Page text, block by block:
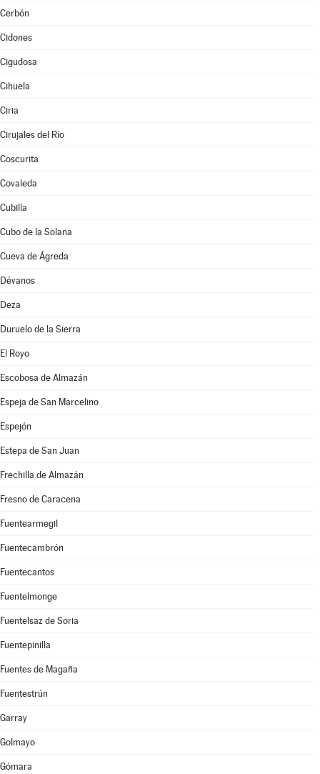
Cerbón
Cidones
Cigudosa
Cihuela
Ciria
Cirujales del Río
Coscurita
Covaleda
Cubilla
Cubo de la Solana
Cueva de Ágreda
Dévanos
Deza
Duruelo de la Sierra
El Royo
Escobosa de Almazán
Espeja de San Marcelino
Espejón
Estepa de San Juan
Frechilla de Almazán
Fresno de Caracena
Fuentearmegil
Fuentecambrón
Fuentecantos
Fuentelmonge
Fuentelsaz de Soria
Fuentepinilla
Fuentes de Magaña
Fuentestrún
Garray
Golmayo
Gómara